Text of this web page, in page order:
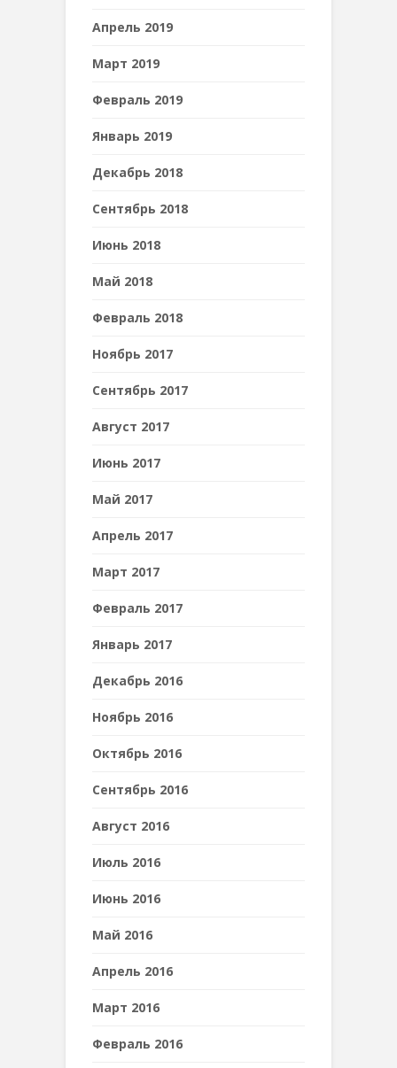
Апрель 2019
Март 2019
Февраль 2019
Январь 2019
Декабрь 2018
Сентябрь 2018
Июнь 2018
Май 2018
Февраль 2018
Ноябрь 2017
Сентябрь 2017
Август 2017
Июнь 2017
Май 2017
Апрель 2017
Март 2017
Февраль 2017
Январь 2017
Декабрь 2016
Ноябрь 2016
Октябрь 2016
Сентябрь 2016
Август 2016
Июль 2016
Июнь 2016
Май 2016
Апрель 2016
Март 2016
Февраль 2016